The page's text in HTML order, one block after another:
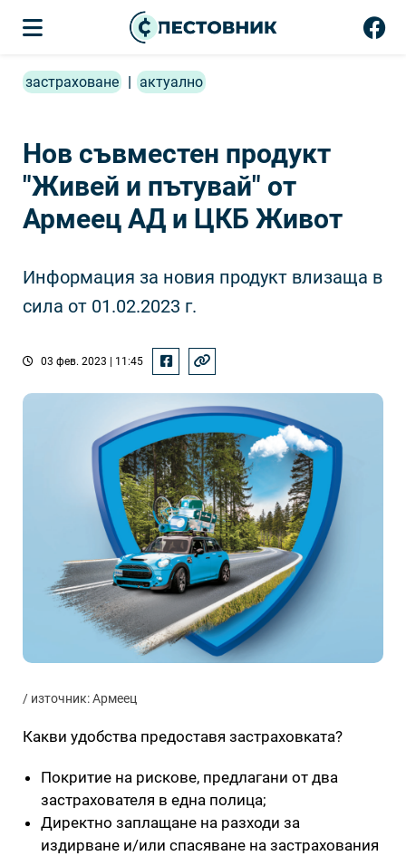
застраховане | актуално
Нов съвместен продукт
"Живей и пътувай" от
Армеец АД и ЦКБ Живот
Информация за новия продукт влизаща в
сила от 01.02.2023 г.
03 фев. 2023 | 11:45
/ източник: Армеец
Какви удобства предоставя застраховката?
Покритие на рискове, предлагани от два
застрахователя в една полица;
Директно заплащане на разходи за
издирване и/или спасяване на застрахования